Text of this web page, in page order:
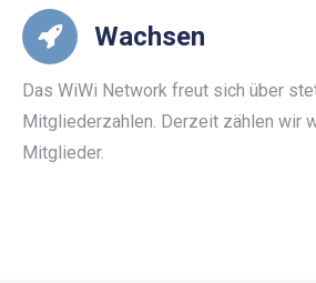
Wachsen
Das WiWi Network freut sich über
Mitgliederzahlen. Derzeit zählen wir
Mitglieder.